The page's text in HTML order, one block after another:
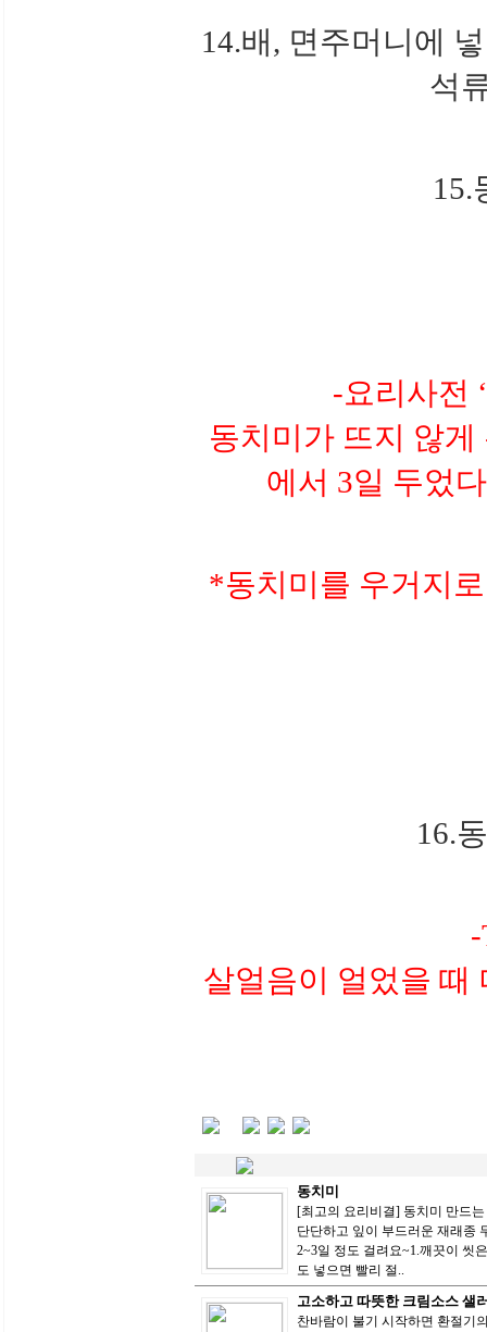
14.배, 면주머니에
석
15.
-요리사전
동치미가 뜨지 않
에서 3일 두었
*동치미를 우거지
16.
살얼음이 얼었을 때
동치미
[최고의 요리비결] 동치미 만드
단단하고 잎이 부드러운 재래종
2~3일 정도 걸려요~1.깨끗이 씻
도 넣으면 빨리 절..
고소하고 따뜻한 크림소스 샐
찬바람이 불기 시작하면 환절기